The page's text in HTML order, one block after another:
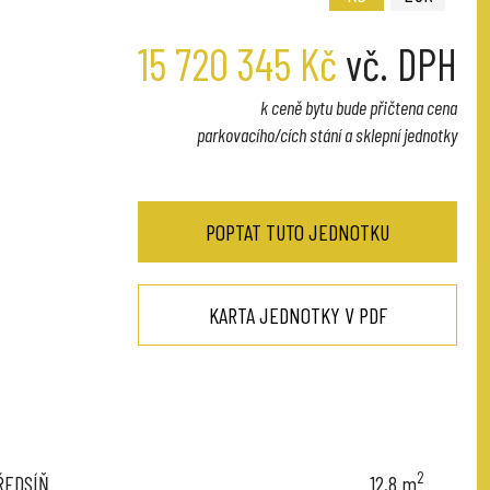
15 720 345 Kč vč. DPH
k ceně bytu bude přičtena cena
parkovacího/cích stání a sklepní jednotky
POPTAT TUTO JEDNOTKU
KARTA JEDNOTKY V PDF
12,8 m2